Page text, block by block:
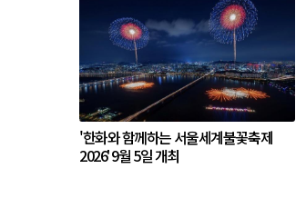
'한화와 함께하는 서울세계불꽃축제
2026' 9월 5일 개최